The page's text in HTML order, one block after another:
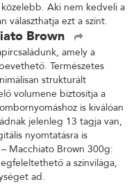
Aki nem kedveli a
választhatja ezt a színt.
Brown
amely a
Természetes
strukturált
volumene biztosítja a
is kiválóan
jelenleg 13 tagja van,
nyomtatásra is
Macchiato Brown 300g:
a színvilága,
ad.